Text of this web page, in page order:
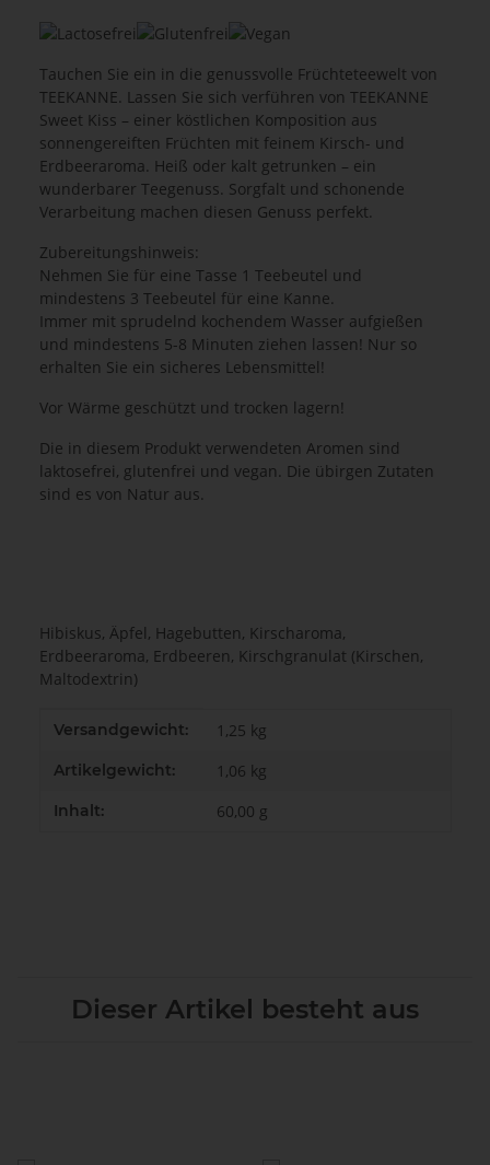
Tauchen Sie ein in die genussvolle Früchteteewelt von
TEEKANNE. Lassen Sie sich verführen von TEEKANNE
Sweet Kiss – einer köstlichen Komposition aus
sonnengereiften Früchten mit feinem Kirsch- und
Erdbeeraroma. Heiß oder kalt getrunken – ein
wunderbarer Teegenuss. Sorgfalt und schonende
Verarbeitung machen diesen Genuss perfekt.
Zubereitungshinweis:
Nehmen Sie für eine Tasse 1 Teebeutel und
mindestens 3 Teebeutel für eine Kanne.
Immer mit sprudelnd kochendem Wasser aufgießen
und mindestens 5-8 Minuten ziehen lassen! Nur so
erhalten Sie ein sicheres Lebensmittel!
Vor Wärme geschützt und trocken lagern!
Die in diesem Produkt verwendeten Aromen sind
laktosefrei, glutenfrei und vegan. Die übirgen Zutaten
sind es von Natur aus.
Hibiskus, Äpfel, Hagebutten, Kirscharoma,
Erdbeeraroma, Erdbeeren, Kirschgranulat (Kirschen,
Maltodextrin)
Produkteigenschaft
Wert
Versandgewicht: 1,25 kg
Artikelgewicht: 1,06 kg
Inhalt: 60,00 g
Dieser Artikel besteht aus